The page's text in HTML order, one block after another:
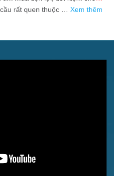
rất quen thuộc … Xem thêm